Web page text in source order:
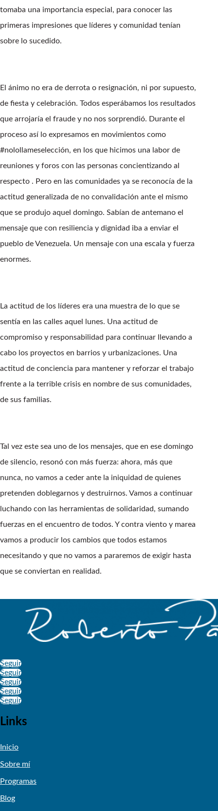
tomaba una importancia especial, para conocer las
primeras impresiones que líderes y comunidad tenían
sobre lo sucedido.
El ánimo no era de derrota o resignación, ni por supuesto,
de fiesta y celebración. Todos esperábamos los resultados
que arrojaría el fraude y no nos sorprendió. Durante el
proceso así lo expresamos en movimientos como
#nolollameselección, en los que hicimos una labor de
reuniones y foros con las personas concientizando al
respecto . Pero en las comunidades ya se reconocía de la
actitud generalizada de no convalidación ante el mismo
que se produjo aquel domingo. Sabían de antemano el
mensaje que con resiliencia y dignidad iba a enviar el
pueblo de Venezuela. Un mensaje con una escala y fuerza
enormes.
La actitud de los líderes era una muestra de lo que se
sentía en las calles aquel lunes. Una actitud de
compromiso y responsabilidad para continuar llevando a
cabo los proyectos en barrios y urbanizaciones. Una
actitud de conciencia para mantener y reforzar el trabajo
frente a la terrible crisis en nombre de sus comunidades,
de sus familias.
Tal vez este sea uno de los mensajes, que en ese domingo
de silencio, resonó con más fuerza: ahora, más que
nunca, no vamos a ceder ante la iniquidad de quienes
pretenden doblegarnos y destruirnos. Vamos a continuar
luchando con las herramientas de solidaridad, sumando
fuerzas en el encuentro de todos. Y contra viento y marea
vamos a producir los cambios que todos estamos
necesitando y que no vamos a pararemos de exigir hasta
que se conviertan en realidad.
Seguir
Seguir
Seguir
Seguir
Seguir
Links
Inicio
Sobre mí
Programas
Blog